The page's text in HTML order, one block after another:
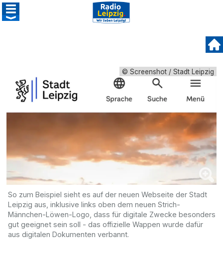
© Screenshot / Stadt Leipzig
So zum Beispiel sieht es auf der neuen Webseite der Stadt
Leipzig aus, inklusive links oben dem neuen Strich-
Männchen-Löwen-Logo, dass für digitale Zwecke besonders
gut geeignet sein soll - das offizielle Wappen wurde dafür
aus digitalen Dokumenten verbannt.